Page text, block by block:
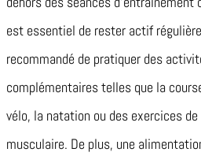
est essentiel de rester actif
recommandé de pratiquer des
complémentaires telles que la
vélo, la natation ou des exercices
musculaire. De plus, une